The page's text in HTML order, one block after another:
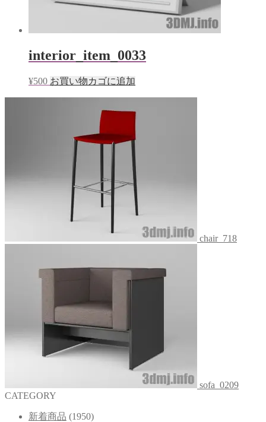
interior_item_0033
¥500 お買い物カゴに追加
chair_718
sofa_0209
CATEGORY
新着商品 (1950)